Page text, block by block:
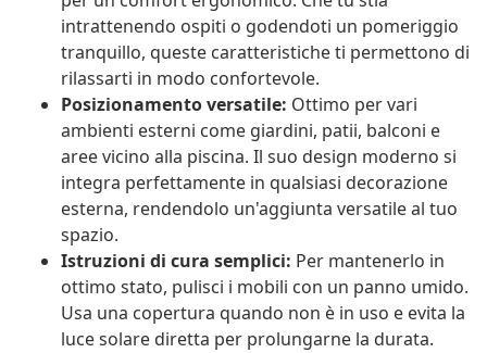
intrattenendo ospiti o godendoti un pomeriggio
tranquillo, queste caratteristiche ti permettono di
rilassarti in modo confortevole.
Posizionamento versatile: Ottimo per vari
ambienti esterni come giardini, patii, balconi e
aree vicino alla piscina. Il suo design moderno si
integra perfettamente in qualsiasi decorazione
esterna, rendendolo un'aggiunta versatile al tuo
spazio.
Istruzioni di cura semplici: Per mantenerlo in
ottimo stato, pulisci i mobili con un panno umido.
Usa una copertura quando non è in uso e evita la
luce solare diretta per prolungarne la durata.